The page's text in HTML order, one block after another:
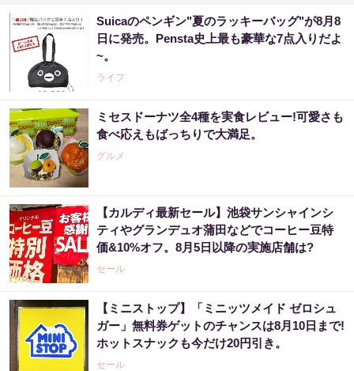
Suicaのペンギン"夏のラッキーバッグ"が8月8
日に発売。Pensta史上最も豪華な7点入りだよ
~。
ライフ
ミセスドーナツ全4種を実食レビュー!可愛さも
食べ応えもばっちりで大満足。
グルメ
【カルディ最新セール】池袋サンシャインシ
ティやグランデュオ蒲田などでコーヒー豆特
価&10%オフ。8月5日以降の実施店舗は?
セール
【ミニストップ】「ミニッツメイド ゼロシュ
ガー」無料券ゲットのチャンスは8月10日まで!
ホットスナックも今だけ20円引き。
セール